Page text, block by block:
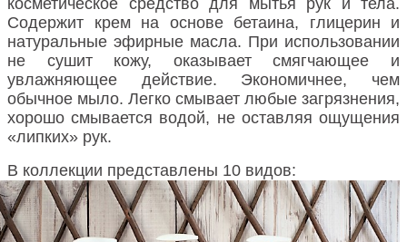
косметическое средство для мытья рук и тела.
Содержит крем на основе бетаина, глицерин и
натуральные эфирные масла. При использовании
не сушит кожу, оказывает смягчающее и
увлажняющее действие. Экономичнее, чем
обычное мыло. Легко смывает любые загрязнения,
хорошо смывается водой, не оставляя ощущения
«липких» рук.
В коллекции представлены 10 видов: